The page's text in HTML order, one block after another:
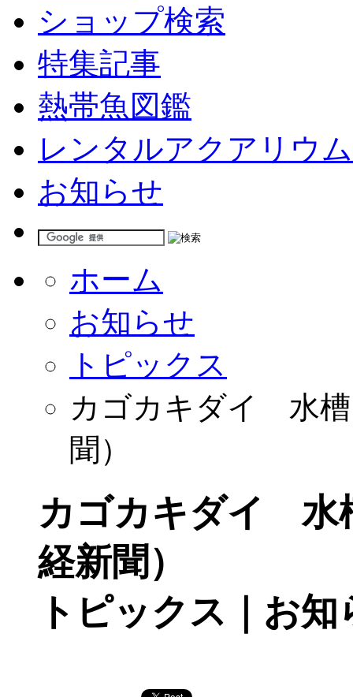
ショップ検索
特集記事
熱帯魚図鑑
レンタルアクアリウム
お知らせ
ホーム
お知らせ
トピックス
カゴカキダイ 水槽
聞）
カゴカキダイ 水
経新聞）
トピックス｜お知